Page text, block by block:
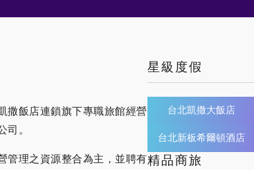
撒飯店連鎖旗下專職旅館經營
司。
管理之資源整合為主，並聘有
星級度假
台北凱撒大飯店
台北新板希爾頓酒店
精品商旅